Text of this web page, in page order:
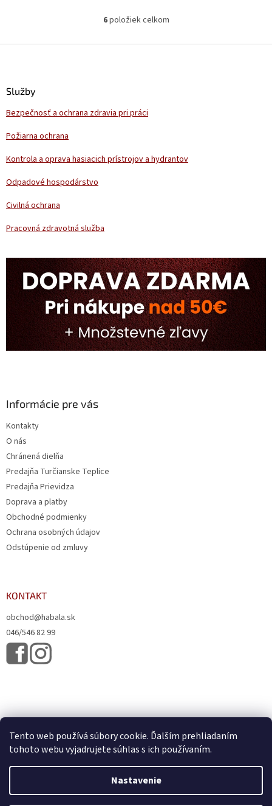
Tento web používá súbory cookie. Ďalším prehliadaním
tohoto webu vyjadrujete súhlas s ich používaním.
Nastavenie
O
l
e
k
6položiek celkom
Služby
Bezpečnosť a ochrana zdravia pri práci
Požiarna ochrana
Kontrola a oprava hasiacich prístrojov a hydrantov
Odpadové hospodárstvo
Civilná ochrana
Pracovná zdravotná služba
Informácie pre vás
Kontakty
O nás
Chránená dielňa
Predajňa Turčianske Teplice
Predajňa Prievidza
Doprava a platby
Obchodné podmienky
Ochrana osobných údajov
Odstúpenie od zmluvy
KONTAKT
obchod@habala.sk
046/546 82 99